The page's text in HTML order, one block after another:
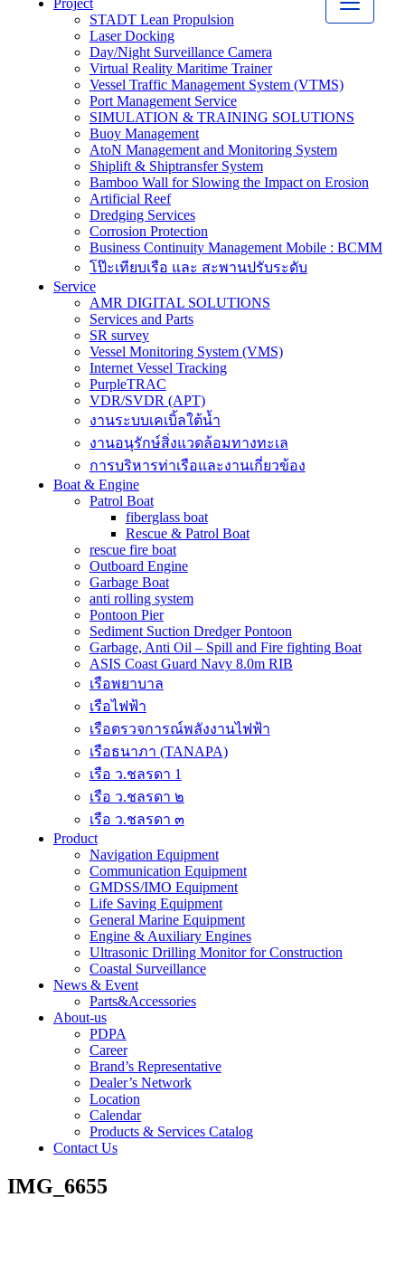
Project
STADT Lean Propulsion
Laser Docking
Day/Night Surveillance Camera
Virtual Reality Maritime Trainer
Vessel Traffic Management System (VTMS)
Port Management Service
SIMULATION & TRAINING SOLUTIONS
Buoy Management
AtoN Management and Monitoring System
Shiplift & Shiptransfer System
Bamboo Wall for Slowing the Impact on Erosion
Artificial Reef
Dredging Services
Corrosion Protection
Business Continuity Management Mobile : BCMM
โป๊ะเทียบเรือ และ สะพานปรับระดับ
Service
AMR DIGITAL SOLUTIONS
Services and Parts
SR survey
Vessel Monitoring System (VMS)
Internet Vessel Tracking
PurpleTRAC
VDR/SVDR (APT)
งานระบบเคเบิ้ลใต้น้ำ
งานอนุรักษ์สิ่งแวดล้อมทางทะเล
การบริหารท่าเรือและงานเกี่ยวข้อง
Boat & Engine
Patrol Boat
fiberglass boat
Rescue & Patrol Boat
rescue fire boat
Outboard Engine
Garbage Boat
anti rolling system
Pontoon Pier
Sediment Suction Dredger Pontoon
Garbage, Anti Oil – Spill and Fire fighting Boat
ASIS Coast Guard Navy 8.0m RIB
เรือพยาบาล
เรือไฟฟ้า
เรือตรวจการณ์พลังงานไฟฟ้า
เรือธนาภา (TANAPA)
เรือ ว.ชลรดา 1
เรือ ว.ชลรดา ๒
เรือ ว.ชลรดา ๓
Product
Navigation Equipment
Communication Equipment
GMDSS/IMO Equipment
Life Saving Equipment
General Marine Equipment
Engine & Auxiliary Engines
Ultrasonic Drilling Monitor for Construction
Coastal Surveillance
News & Event
Parts&Accessories
About-us
PDPA
Career
Brand’s Representative
Dealer’s Network
Location
Calendar
Products & Services Catalog
Contact Us
IMG_6655